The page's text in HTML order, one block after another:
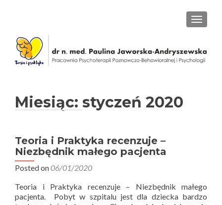
Miesiąc: styczeń 2020
Teoria i Praktyka recenzuje –
Niezbędnik małego pacjenta
Posted on06/01/2020
Teoria i Praktyka recenzuje – Niezbędnik małego
pacjenta. Pobyt w szpitalu jest dla dziecka bardzo